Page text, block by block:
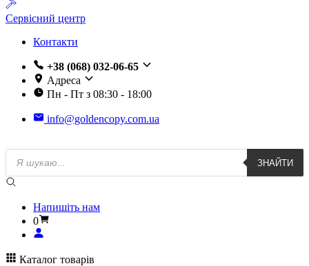
Сервісний центр
Контакти
+38 (068) 032-06-65
Адреса
Пн - Пт з 08:30 - 18:00
info@goldencopy.com.ua
Пошук
товарів
ЗНАЙТИ
Напишіть нам
0
Каталог товарів